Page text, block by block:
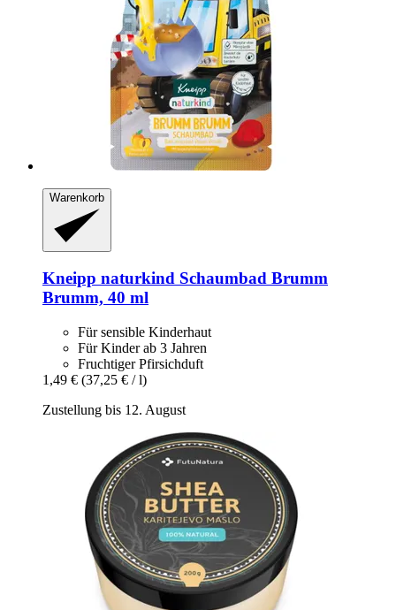
Warenkorb
Kneipp naturkind Schaumbad Brumm
Brumm, 40 ml
Für sensible Kinderhaut
Für Kinder ab 3 Jahren
Fruchtiger Pfirsichduft
1,49 € (37,25 € / l)
Zustellung bis 12. August